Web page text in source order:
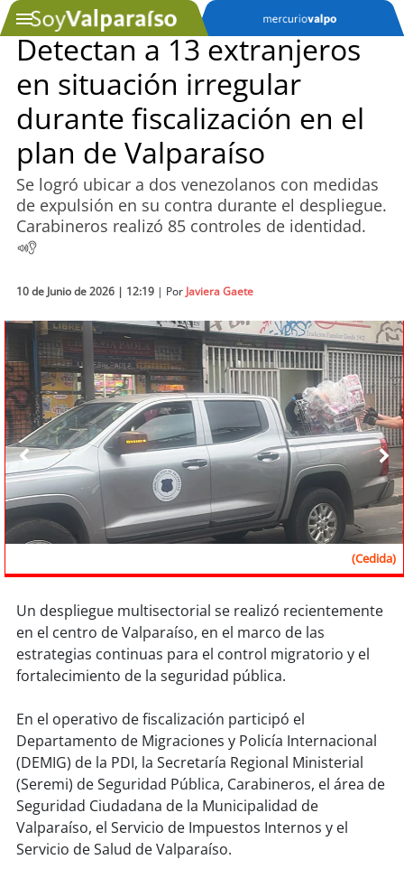
Podcast
Actualidad
Entretención
Economía
Deportes
Tecnología
Sostenibilidad
soychile
soyarica
soyiquique
soyantofagasta
soycopiapó
soyvalparaíso
soyquillota
soysanantonio
soychillán
Detectan a 13 extranjeros
en situación irregular
durante fiscalización en el
plan de Valparaíso
Se logró ubicar a dos venezolanos con medidas
de expulsión en su contra durante el despliegue.
Carabineros realizó 85 controles de identidad.
10 de Junio de 2026 | 12:19 | Por Javiera Gaete
(Cedida)
Un despliegue multisectorial se realizó recientemente
en el centro de Valparaíso, en el marco de las
estrategias continuas para el control migratorio y el
fortalecimiento de la seguridad pública.
En el operativo de fiscalización participó el
Departamento de Migraciones y Policía Internacional
(DEMIG) de la PDI, la Secretaría Regional Ministerial
(Seremi) de Seguridad Pública, Carabineros, el área de
Seguridad Ciudadana de la Municipalidad de
Valparaíso, el Servicio de Impuestos Internos y el
Servicio de Salud de Valparaíso.